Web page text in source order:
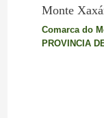
Monte
Comarca do
PROVINCIA